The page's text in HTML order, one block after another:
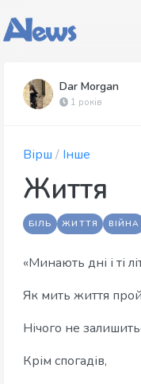
Dar Morgan
1 років
Вірш / Інше
Життя
БІЛЬ ЖИТТЯ ВІЙНА
«Минають дні і ті
Як мить життя
Нічого не
Крім спогадів,